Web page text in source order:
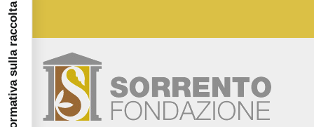
Informativa sulla raccolta